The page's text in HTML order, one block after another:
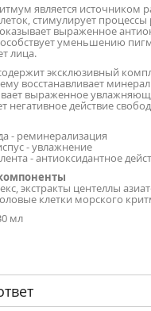
является источником
стимулирует
выраженное
уменьшению
лица.
эксклюзивный
восстанавливает
выраженное
негативное действие
- реминерализация
- увлажнение
- антиоксидантное
экстракты центеллы
клетки морского
мл